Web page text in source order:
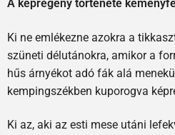
A képregény története
Ki ne emlékezne azokra a
szüneti délutánokra, amikor a
hűs árnyékot adó fák alá
kempingszékben kuporogva
Ki az, aki az esti mese utáni